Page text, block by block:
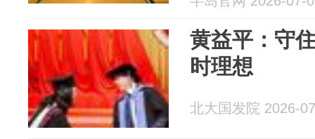
黄益平：守
时理想
北大国发院 2026-